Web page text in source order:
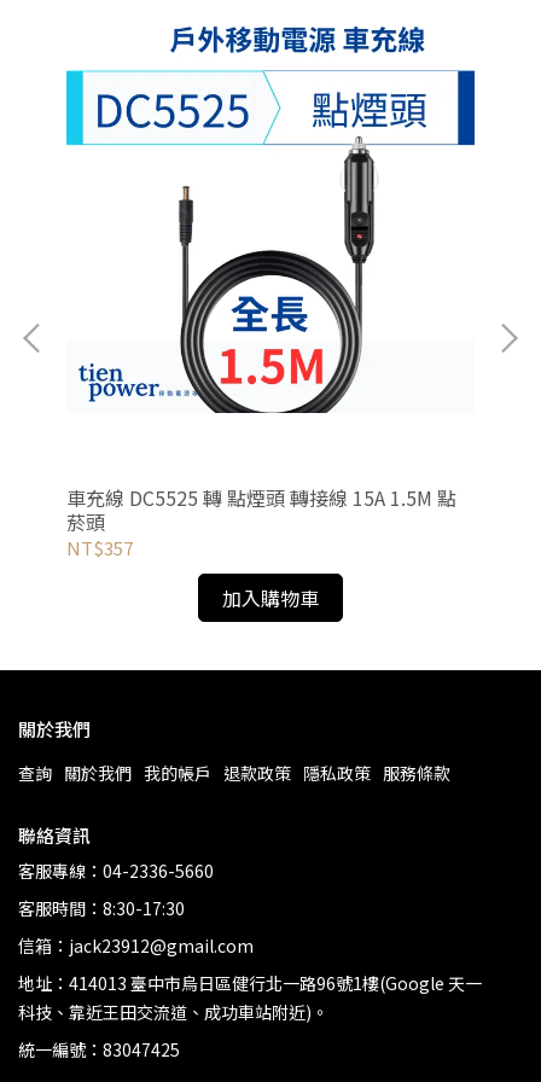
車充線 DC5525 轉 點煙頭 轉接線 15A 1.5M 點
菸頭
NT$357
加入購物車
關於我們
查詢 關於我們 我的帳戶 退款政策 隱私政策 服務條款
聯絡資訊
客服專線：04-2336-5660
客服時間：8:30-17:30
信箱：jack23912@gmail.com
地址：414013 臺中市烏日區健行北一路96號1樓(Google 天一
科技、靠近王田交流道、成功車站附近)。
統一編號：83047425